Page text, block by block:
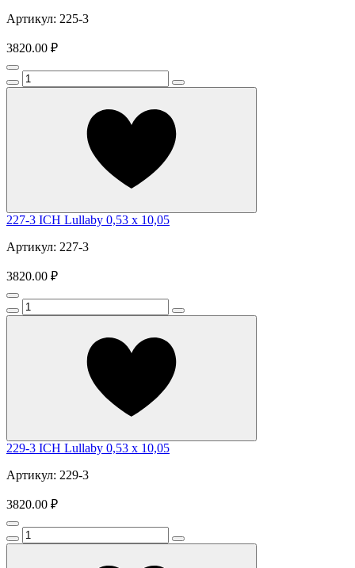
Артикул: 225-3
3820.00 ₽
227-3 ICH Lullaby 0,53 x 10,05
Артикул: 227-3
3820.00 ₽
229-3 ICH Lullaby 0,53 x 10,05
Артикул: 229-3
3820.00 ₽